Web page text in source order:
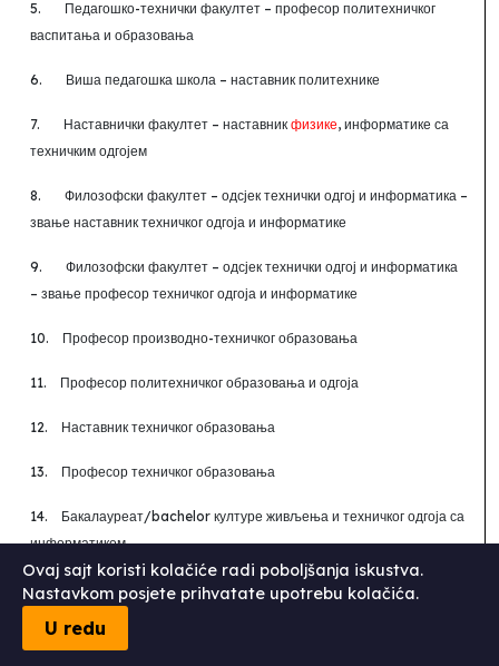
5. Педагошко-технички факултет – професор политехничког
васпитања и образовања
6. Виша педагошка школа – наставник политехнике
7. Наставнички факултет – наставник физике, информатике са
техничким одгојем
8. Филозофски факултет – одсјек технички одгој и информатика –
звање наставник техничког одгоја и информатике
9. Филозофски факултет – одсјек технички одгој и информатика
– звање професор техничког одгоја и информатике
10. Професор производно-техничког образовања
11. Професор политехничког образовања и одгоја
12. Наставник техничког образовања
13. Професор техничког образовања
14. Бакалауреат/bachelor културе живљења и техничког одгоја са
информатиком
15.Bachelorинформатике и технике
16. Магистар техничког одгоја и информатике
Ovaj sajt koristi kolačiće radi poboljšanja iskustva.
Nastavkom posjete prihvatate upotrebu kolačića.
U redu